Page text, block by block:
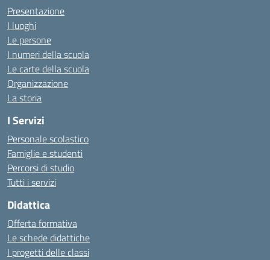
Presentazione
I luoghi
Le persone
I numeri della scuola
Le carte della scuola
Organizzazione
La storia
I Servizi
Personale scolastico
Famiglie e studenti
Percorsi di studio
Tutti i servizi
Didattica
Offerta formativa
Le schede didattiche
I progetti delle classi